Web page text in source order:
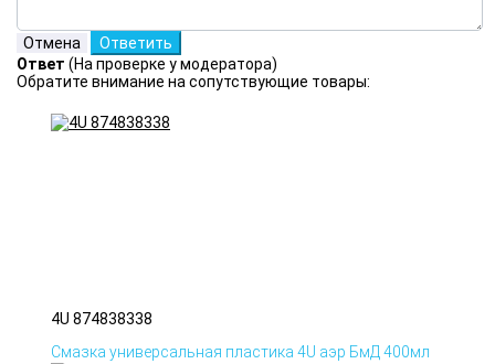
Ответ (На проверке у модератора)
Обратите внимание на сопутствующие товары:
4U 874838338
Смазка универсальная пластика 4U аэр БмД 400мл